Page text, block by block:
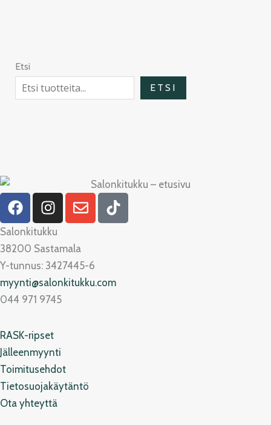
Etsi
ETSI
F
a
c
e
b
o
o
k
I
n
s
t
a
g
r
a
E
n
e
l
o
p
T
i
Salonkitukku
38200 Sastamala
Y-tunnus: 3427445-6
myynti@salonkitukku.com
044 971 9745
RASK-ripset
Jälleenmyynti
Toimitusehdot
Tietosuojakäytäntö
Ota yhteyttä